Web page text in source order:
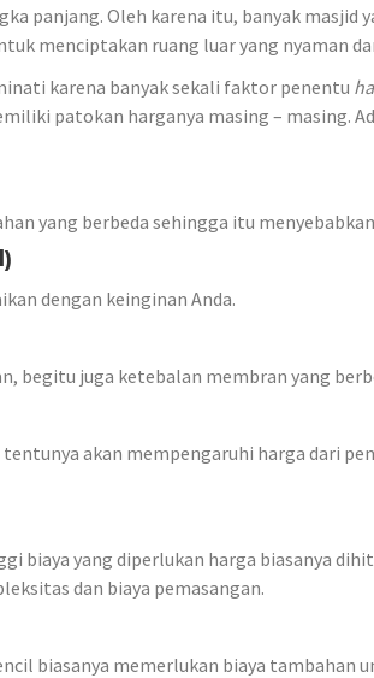
panjang. Oleh karena itu, banyak masjid
menciptakan ruang luar yang nyaman
karena banyak sekali faktor penentu
patokan harganya masing – masing.
yang berbeda sehingga itu
dengan keinginan Anda.
begitu juga ketebalan membran yang
akan mempengaruhi harga dari
biaya yang diperlukan harga biasanya
dan biaya pemasangan.
biasanya memerlukan biaya tambahan